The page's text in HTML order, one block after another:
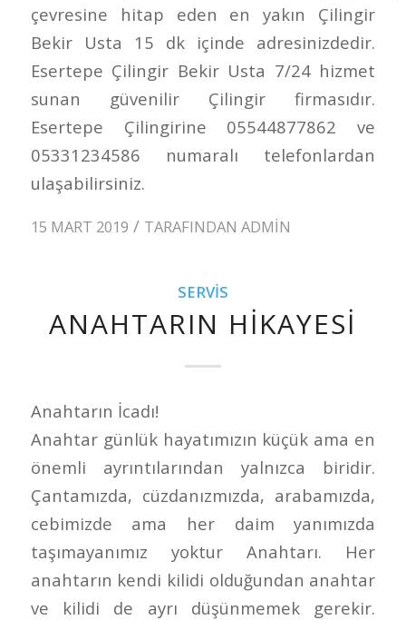
çevresine hitap eden en yakın Çilingir
Bekir Usta 15 dk içinde adresinizdedir.
Esertepe Çilingir Bekir Usta 7/24 hizmet
sunan güvenilir Çilingir firmasıdır.
Esertepe Çilingirine 05544877862 ve
05331234586 numaralı telefonlardan
ulaşabilirsiniz.
15 MART 2019 / TARAFINDAN ADMIN
SERVIS
ANAHTARIN HIKAYESI
Anahtarın İcadı!
Anahtar günlük hayatımızın küçük ama en
önemli ayrıntılarından yalnızca biridir.
Çantamızda, cüzdanızmızda, arabamızda,
cebimizde ama her daim yanımızda
taşımayanımız yoktur Anahtarı. Her
anahtarın kendi kilidi olduğundan anahtar
ve kilidi de ayrı düşünmemek gerekir.